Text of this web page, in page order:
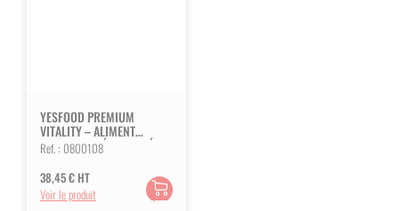
YESFOOD PREMIUM
VITALITY – ALIMENT
COMPLET ET ÉQUILIBRÉ
POUR CHIENS ADULTES
Ref. : 0800108
38,45€HT
Voir le produit
Ajouter
au